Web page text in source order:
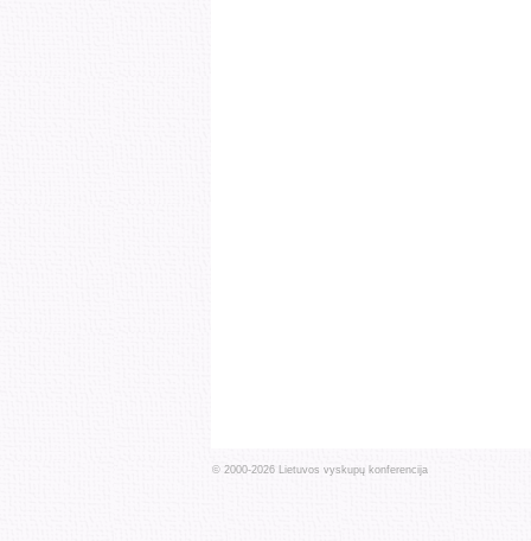
© 2000-2026 Lietuvos vyskupų konferencija